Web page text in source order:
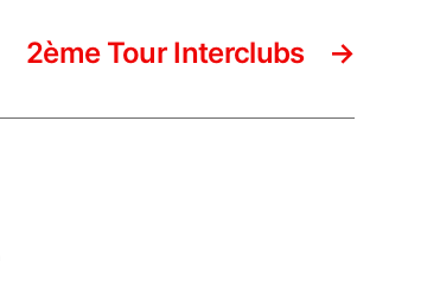
→
2ème Tour Interclubs